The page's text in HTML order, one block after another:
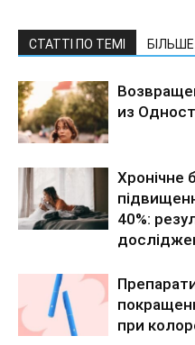
СТАТТІ ПО ТЕМІ
из
Хронічне
40%:
при